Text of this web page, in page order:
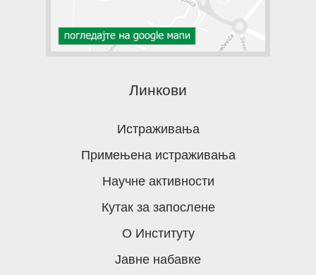
Линкови
Истраживања
Примењена истраживања
Научне активности
Кутак за запослене
О Институту
Јавне набавке